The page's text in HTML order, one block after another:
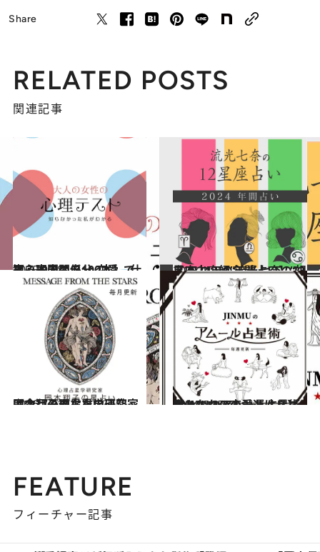
Share
RELATED POSTS
関連記事
2025.9.28
【心理テスト100本】で知る本当の自分 恋愛、仕事、人間関係…
占い 2023.12.16
【2024年の年間占い】“視える占い師”流光七奈の12星座占い
占い
2026.7.31
【今月のあなたの運勢は？】心理占星学研究家 岡本翔子の星占い
占い 2024.6.15
【あなたの恋愛運は？】JINMUのアムール占星術 愛とエロスのジンムリズム
占い
FEATURE
フィーチャー記事